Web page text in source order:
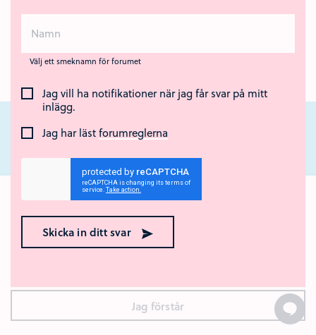
Välj ett smeknamn för forumet
Jag vill ha notifikationer när jag får svar på mitt
inlägg.
Jag har lästforumreglerna
Skicka in ditt svar
Ok med kakor? 🍪
Den här webbplatsen använder kakor (cookies). Genom att
surfa vidare godkänner du att vi använder kakor.
Jag förstår
Nära Cancer är ett nationellt webbstöd för unga som står nära någon som
har cancer eller som har dött av sjukdomen. Webbstödet drivs av Region
Örebro län och Regionalt cancercentrum Uppsala- Örebro.